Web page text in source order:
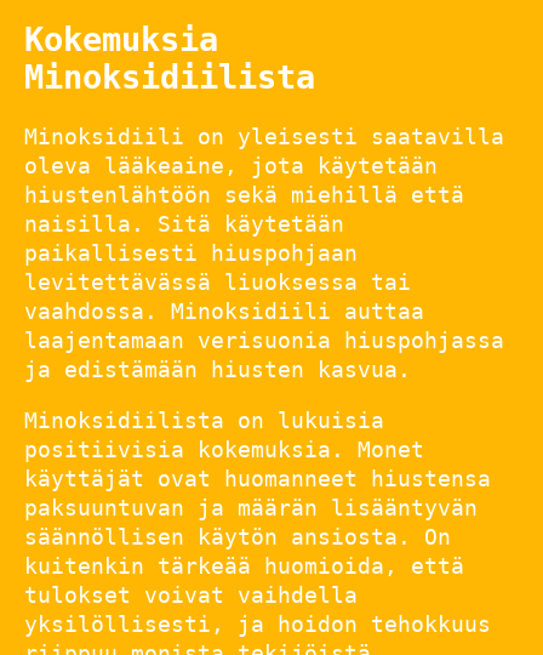
Kokemuksia
Minoksidiilista
Minoksidiili on yleisesti saatavilla
oleva lääkeaine, jota käytetään
hiustenlähtöön sekä miehillä että
naisilla. Sitä käytetään
paikallisesti hiuspohjaan
levitettävässä liuoksessa tai
vaahdossa. Minoksidiili auttaa
laajentamaan verisuonia hiuspohjassa
ja edistämään hiusten kasvua.
Minoksidiilista on lukuisia
positiivisia kokemuksia. Monet
käyttäjät ovat huomanneet hiustensa
paksuuntuvan ja määrän lisääntyvän
säännöllisen käytön ansiosta. On
kuitenkin tärkeää huomioida, että
tulokset voivat vaihdella
yksilöllisesti, ja hoidon tehokkuus